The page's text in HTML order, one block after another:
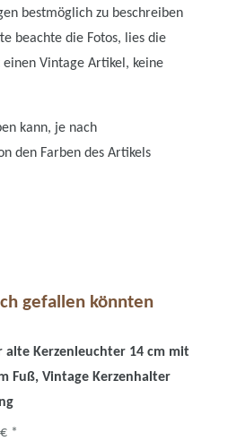
bestmöglich zu beschreiben
beachte die Fotos, lies die
Vintage Artikel, keine
kann, je nach
den Farben des Artikels
gefallen könnten
alte Kerzenleuchter 14 cm mit
Fuß, Vintage Kerzenhalter
*